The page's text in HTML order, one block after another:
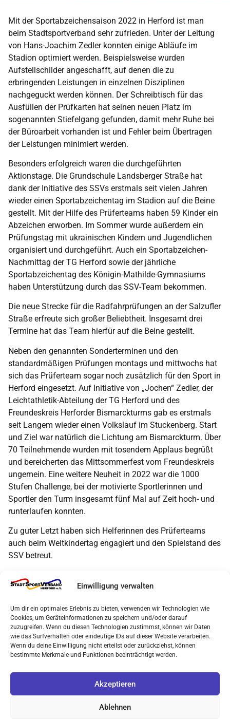
Einwilligung verwalten
Um dir ein optimales Erlebnis zu bieten, verwenden wir Technologien wie
Cookies, um Geräteinformationen zu speichern und/oder darauf
zuzugreifen. Wenn du diesen Technologien zustimmst, können wir Daten
wie das Surfverhalten oder eindeutige IDs auf dieser Website verarbeiten.
Wenn du deine Einwilligung nicht erteilst oder zurückziehst, können
bestimmte Merkmale und Funktionen beeinträchtigt werden.
Akzeptieren
Ablehnen
Mit der Sportabzeichensaison 2022 in Herford ist man
beim Stadtsportverband sehr zufrieden. Unter der Leitung
von Hans-Joachim Zedler konnten einige Abläufe im
Stadion optimiert werden. Beispielsweise wurden
Aufstellschilder angeschafft, auf denen die zu
erbringenden Leistungen in einzelnen Disziplinen
nachgeguckt werden können. Der Schreibtisch für das
Ausfüllen der Prüfkarten hat seinen neuen Platz im
sogenannten Stiefelgang gefunden, damit mehr Ruhe bei
der Büroarbeit vorhanden ist und Fehler beim Übertragen
der Leistungen minimiert werden.
Besonders erfolgreich waren die durchgeführten
Aktionstage. Die Grundschule Landsberger Straße hat
dank der Initiative des SSVs erstmals seit vielen Jahren
wieder einen Sportabzeichentag im Stadion auf die Beine
gestellt. Mit der Hilfe des Prüferteams haben 59 Kinder ein
Abzeichen erworben. Im Sommer wurde außerdem ein
Prüfungstag mit ukrainischen Kindern und Jugendlichen
organisiert und durchgeführt. Auch ein Sportabzeichen-
Nachmittag der TG Herford sowie der jährliche
Sportabzeichentag des Königin-Mathilde-Gymnasiums
haben Unterstützung durch das SSV-Team bekommen.
Die neue Strecke für die Radfahrprüfungen an der Salzufler
Straße erfreute sich großer Beliebtheit. Insgesamt drei
Termine hat das Team hierfür auf die Beine gestellt.
Neben den genannten Sonderterminen und den
standardmäßigen Prüfungen montags und mittwochs hat
sich das Prüferteam sogar noch zusätzlich für den Sport in
Herford eingesetzt. Auf Initiative von „Jochen“ Zedler, der
Leichtathletik-Abteilung der TG Herford und des
Freundeskreis Herforder Bismarckturms gab es erstmals
seit Langem wieder einen Volkslauf im Stuckenberg. Start
und Ziel war natürlich die Lichtung am Bismarckturm. Über
70 Teilnehmende wurden mit tosendem Applaus begrüßt
und bereicherten das Mittsommerfest vom Freundeskreis
ungemein. Eine weitere Neuheit in 2022 war die 1000
Stufen Challenge, bei der motivierte Sportlerinnen und
Sportler den Turm insgesamt fünf Mal auf Zeit hoch- und
runterlaufen konnten.
Zu guter Letzt haben sich Helferinnen des Prüferteams
auch beim Weltkindertag engagiert und den Spielstand des
SSV betreut.
ein sehr positives Fazit: „Die Saison lief aus meiner Sicht
Aktionen durchführen und viele Menschen in Bewegung
bringen. Bedanken möchte ich mich vor allem bei meinem
Team für den sehr engagierten Einsatz. Außerdem ist es
mir wichtig, unseren Sponsoren danke zu sagen. Ohne das
unsere Projekte nicht durchführen können. Hervorheben
möchte ich die Volksbank Herford – Mindener Land, die
sowohl die Veranstaltungen am Bismarckturm als auch
unser Sportabzeichenteam als Hauptsponsor unterstützt.